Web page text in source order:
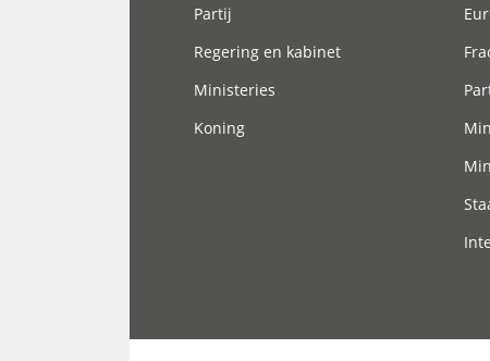
Partij
Regering en kabinet
Ministeries
Koning